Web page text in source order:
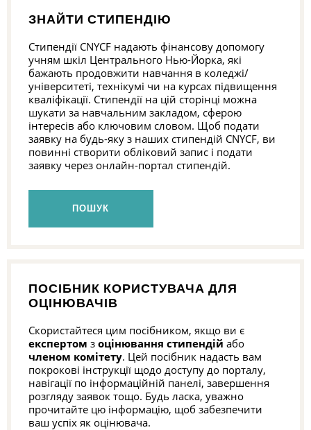
ЗНАЙТИ СТИПЕНДІЮ
Стипендії CNYCF надають фінансову допомогу
учням шкіл Центрального Нью-Йорка, які
бажають продовжити навчання в коледжі/
університеті, технікумі чи на курсах підвищення
кваліфікації. Стипендії на цій сторінці можна
шукати за навчальним закладом, сферою
інтересів або ключовим словом. Щоб подати
заявку на будь-яку з наших стипендій CNYCF, ви
повинні створити обліковий запис і подати
заявку через онлайн-портал стипендій.
ПОШУК
ПОСІБНИК КОРИСТУВАЧА ДЛЯ
ОЦІНЮВАЧІВ
Скористайтеся цим посібником, якщо ви є
експертом з оцінювання стипендій або
членом комітету. Цей посібник надасть вам
покрокові інструкції щодо доступу до порталу,
навігації по інформаційній панелі, завершення
розгляду заявок тощо. Будь ласка, уважно
прочитайте цю інформацію, щоб забезпечити
ваш успіх як оцінювача.